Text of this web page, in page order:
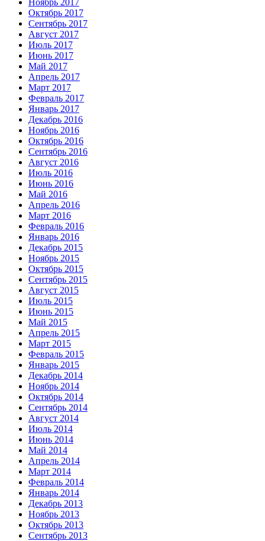
Октябрь 2017
Сентябрь 2017
Август 2017
Июль 2017
Июнь 2017
Май 2017
Апрель 2017
Март 2017
Февраль 2017
Январь 2017
Декабрь 2016
Ноябрь 2016
Октябрь 2016
Сентябрь 2016
Август 2016
Июль 2016
Июнь 2016
Май 2016
Апрель 2016
Март 2016
Февраль 2016
Январь 2016
Декабрь 2015
Ноябрь 2015
Октябрь 2015
Сентябрь 2015
Август 2015
Июль 2015
Июнь 2015
Май 2015
Апрель 2015
Март 2015
Февраль 2015
Январь 2015
Декабрь 2014
Ноябрь 2014
Октябрь 2014
Сентябрь 2014
Август 2014
Июль 2014
Июнь 2014
Май 2014
Апрель 2014
Март 2014
Февраль 2014
Январь 2014
Декабрь 2013
Ноябрь 2013
Октябрь 2013
Сентябрь 2013